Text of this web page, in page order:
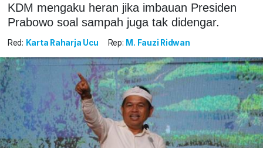
KDM mengaku heran jika imbauan Presiden
Prabowo soal sampah juga tak didengar.
Red: Karta Raharja Ucu Rep: M. Fauzi Ridwan